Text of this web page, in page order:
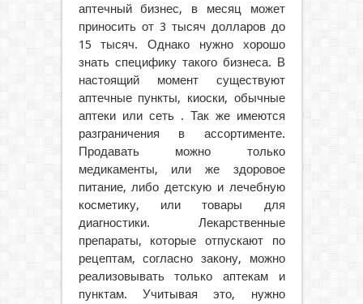
аптечный бизнес, в месяц может
приносить от 3 тысяч долларов до
15 тысяч. Однако нужно хорошо
знать специфику такого бизнеса. В
настоящий момент существуют
аптечные пункты, киоски, обычные
аптеки или сеть . Так же имеются
разграничения в ассортименте.
Продавать можно только
медикаменты, или же здоровое
питание, либо детскую и лечебную
косметику, или товары для
диагностики. Лекарственные
препараты, которые отпускают по
рецептам, согласно закону, можно
реализовывать только аптекам и
пунктам. Учитывая это, нужно